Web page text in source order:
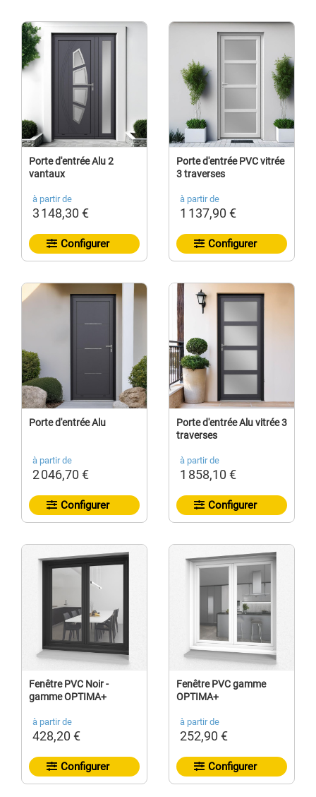
Porte d'entrée Alu 2
vantaux
à partir de
3 148,30 €
Configurer
Porte d'entrée PVC vitrée
3 traverses
à partir de
1 137,90 €
Configurer
Porte d'entrée Alu
à partir de
2 046,70 €
Configurer
Porte d'entrée Alu vitrée 3
traverses
à partir de
1 858,10 €
Configurer
Fenêtre PVC Noir -
gamme OPTIMA+
à partir de
428,20 €
Configurer
Fenêtre PVC gamme
OPTIMA+
à partir de
252,90 €
Configurer